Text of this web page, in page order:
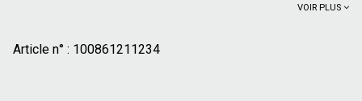
Longueur 34
VOIR PLUS
Article n° : 100861211234